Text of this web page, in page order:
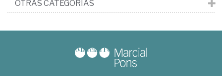
OTRAS CATEGORÍAS